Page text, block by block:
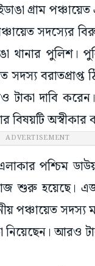
গ্রাম
সদস্যের
থানার পুলিশ।
বরাতপ্রাপ্ত
টাকা দাবি
বিষয়টি
ADVERTISEMENT
পশ্চিম
শুরু হয়েছে।
সদস্য
আরও